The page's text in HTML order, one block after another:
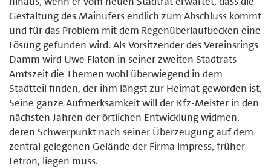
Gestaltung des Mainufers endlich zum Abschluss kommt
und für das Problem mit dem Regenüberlaufbecken eine
Lösung gefunden wird. Als Vorsitzender des Vereinsrings
Damm wird Uwe Flaton in seiner zweiten Stadtrats-
Amtszeit die Themen wohl überwiegend in dem
Stadtteil finden, der ihm längst zur Heimat geworden ist.
Seine ganze Aufmerksamkeit will der Kfz-Meister in den
nächsten Jahren der örtlichen Entwicklung widmen,
deren Schwerpunkt nach seiner Überzeugung auf dem
zentral gelegenen Gelände der Firma Impress, früher
Letron, liegen muss.